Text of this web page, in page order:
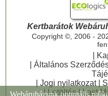
Webáruházunk optimális
Kertbarátok
Copyright ©, 2006 -
Általános
Jogi nyilatkozat|
|Letöltés| Last